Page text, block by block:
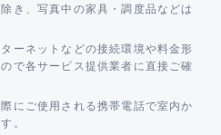
き、写真中の家具・調度品などは
ーネットなどの接続環境や料金形
で各サービス提供業者に直接ご確
にご使用される携帯電話で室内か
。